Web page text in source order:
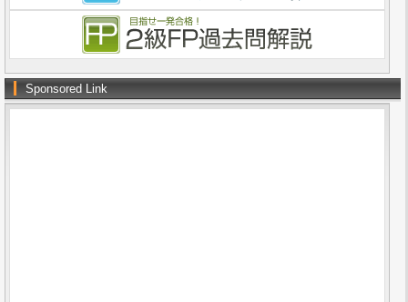
Sponsored Link